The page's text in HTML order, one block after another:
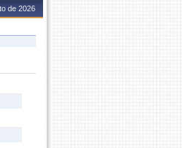
de 2026